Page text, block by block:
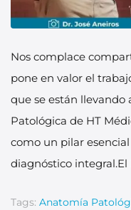
Nos complace
pone en valor el
que se están llevando
Patológica de HT
como un pilar
diagnóstico integral.El
Tags: Anatomía